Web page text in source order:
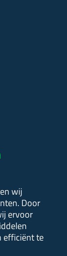
wij
Door
ervoor
efficiënt te